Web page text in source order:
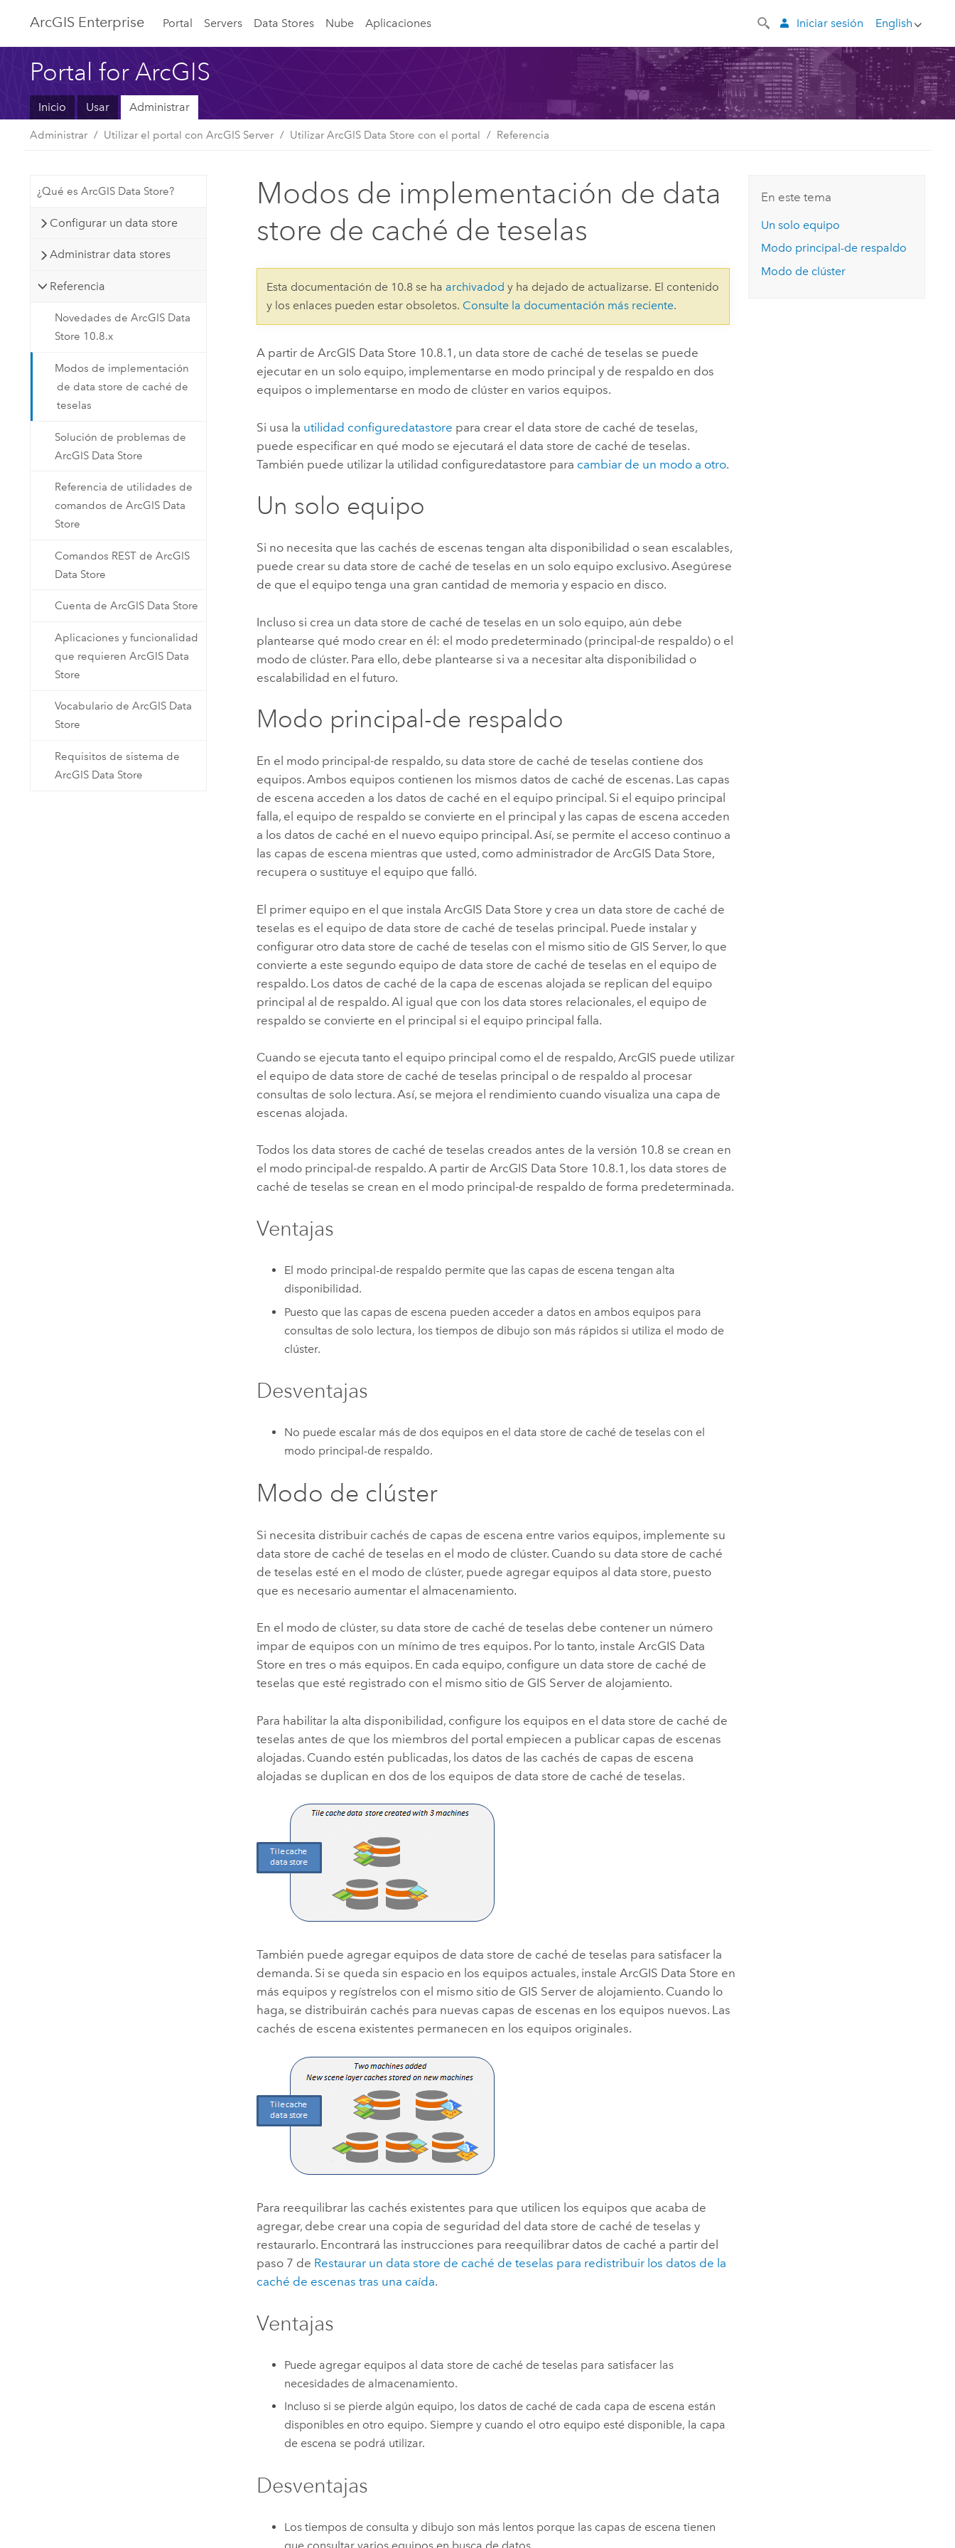
ArcGIS Enterprise Portal Servers Data Stores Nube Aplicaciones English
Iniciar sesión
Portal for ArcGIS
Inicio Usar Administrar
Administrar Utilizar el portal con ArcGIS Server Utilizar ArcGIS Data Store con el portal Referencia
¿Qué es ArcGIS Data Store?
Configurar un data store
Administrar data stores
Referencia
Novedades de ArcGIS Data
Store 10.8.x
Modos de implementación
de data store de caché de
teselas
Solución de problemas de
ArcGIS Data Store
Referencia de utilidades de
comandos de ArcGIS Data
Store
Comandos REST de ArcGIS
Data Store
Cuenta de ArcGIS Data Store
Aplicaciones y funcionalidad
que requieren ArcGIS Data
Store
Vocabulario de ArcGIS Data
Store
Requisitos de sistema de
ArcGIS Data Store
Modos de implementación de data
store de caché de teselas
Esta documentación de 10.8 se ha archivadod y ha dejado de actualizarse. El contenido
y los enlaces pueden estar obsoletos. Consulte la documentación más reciente.
A partir deArcGIS Data Store 10.8.1, un data store de caché de teselas se puede
ejecutar en un solo equipo, implementarse en modo principal y de respaldo en dos
equipos o implementarse en modo de clúster en varios equipos.
Si usa la utilidad configuredatastore para crear el data store de caché de teselas,
puede especificar en qué modo se ejecutará el data store de caché de teselas.
También puede utilizar la utilidad configuredatastore para cambiar de un modo a otro.
Un solo equipo
Si no necesita que las cachés de escenas tengan alta disponibilidad o sean escalables,
puede crear su data store de caché de teselas en un solo equipo exclusivo. Asegúrese
de que el equipo tenga una gran cantidad de memoria y espacio en disco.
Incluso si crea un data store de caché de teselas en un solo equipo, aún debe
plantearse qué modo crear en él: el modo predeterminado (principal-de respaldo) o el
modo de clúster. Para ello, debe plantearse si va a necesitar alta disponibilidad o
escalabilidad en el futuro.
Modo principal-de respaldo
En el modo principal-de respaldo, su data store de caché de teselas contiene dos
equipos. Ambos equipos contienen los mismos datos de caché de escenas. Las capas
de escena acceden a los datos de caché en el equipo principal. Si el equipo principal
falla, el equipo de respaldo se convierte en el principal y las capas de escena acceden
a los datos de caché en el nuevo equipo principal. Así, se permite el acceso continuo a
las capas de escena mientras que usted, como administrador deArcGIS Data Store,
recupera o sustituye el equipo que falló.
El primer equipo en el que instalaArcGIS Data Store y crea un data store de caché de
teselas es el equipo de data store de caché de teselas principal. Puede instalar y
configurar otro data store de caché de teselas con el mismo sitio de GIS Server, lo que
convierte a este segundo equipo de data store de caché de teselas en el equipo de
respaldo. Los datos de caché de la capa de escenas alojada se replican del equipo
principal al de respaldo. Al igual que con los data stores relacionales, el equipo de
respaldo se convierte en el principal si el equipo principal falla.
Cuando se ejecuta tanto el equipo principal como el de respaldo, ArcGIS puede utilizar
el equipo de data store de caché de teselas principal o de respaldo al procesar
consultas de solo lectura. Así, se mejora el rendimiento cuando visualiza una capa de
escenas alojada.
Todos los data stores de caché de teselas creados antes de la versión 10.8 se crean en
el modo principal-de respaldo. A partir deArcGIS Data Store 10.8.1, los data stores de
caché de teselas se crean en el modo principal-de respaldo de forma predeterminada.
Ventajas
El modo principal-de respaldo permite que las capas de escena tengan alta
disponibilidad.
Puesto que las capas de escena pueden acceder a datos en ambos equipos para
consultas de solo lectura, los tiempos de dibujo son más rápidos si utiliza el modo de
clúster.
Desventajas
No puede escalar más de dos equipos en el data store de caché de teselas con el
modo principal-de respaldo.
Modo de clúster
Si necesita distribuir cachés de capas de escena entre varios equipos, implemente su
data store de caché de teselas en el modo de clúster. Cuando su data store de caché
de teselas esté en el modo de clúster, puede agregar equipos al data store, puesto
que es necesario aumentar el almacenamiento.
En el modo de clúster, su data store de caché de teselas debe contener un número
impar de equipos con un mínimo de tres equipos. Por lo tanto, instaleArcGIS Data
Store en tres o más equipos. En cada equipo, configure un data store de caché de
teselas que esté registrado con el mismo sitio de GIS Server de alojamiento.
Para habilitar la alta disponibilidad, configure los equipos en el data store de caché de
teselas antes de que los miembros del portal empiecen a publicar capas de escenas
alojadas. Cuando estén publicadas, los datos de las cachés de capas de escena
alojadas se duplican en dos de los equipos de data store de caché de teselas.
También puede agregar equipos de data store de caché de teselas para satisfacer la
demanda. Si se queda sin espacio en los equipos actuales, instaleArcGIS Data Store en
más equipos y regístrelos con el mismo sitio de GIS Server de alojamiento. Cuando lo
haga, se distribuirán cachés para nuevas capas de escenas en los equipos nuevos. Las
cachés de escena existentes permanecen en los equipos originales.
Para reequilibrar las cachés existentes para que utilicen los equipos que acaba de
agregar, debe crear una copia de seguridad del data store de caché de teselas y
restaurarlo. Encontrará las instrucciones para reequilibrar datos de caché a partir del
paso 7 de Restaurar un data store de caché de teselas para redistribuir los datos de la
caché de escenas tras una caída.
Ventajas
Puede agregar equipos al data store de caché de teselas para satisfacer las
necesidades de almacenamiento.
Incluso si se pierde algún equipo, los datos de caché de cada capa de escena están
disponibles en otro equipo. Siempre y cuando el otro equipo esté disponible, la capa
de escena se podrá utilizar.
Desventajas
Los tiempos de consulta y dibujo son más lentos porque las capas de escena tienen
En este tema
Un solo equipo
Modo principal-de respaldo
Modo de clúster